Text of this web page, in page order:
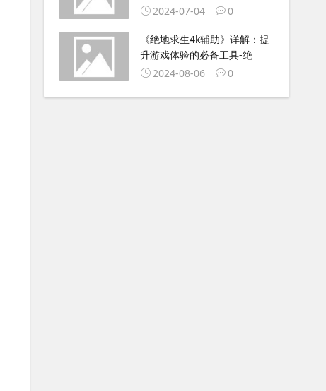
2024-07-04
0
《绝地求生4k辅助》详解：提
升游戏体验的必备工具-绝
2024-08-06
0